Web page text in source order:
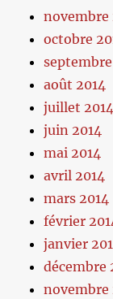
novembre
octobre
septembre
août 2014
juillet 2014
juin 2014
mai 2014
avril 2014
mars 2014
février
janvier
décembre
novembre